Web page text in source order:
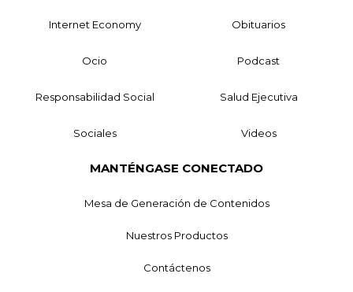
Internet Economy Obituarios
Ocio Podcast
Responsabilidad Social Salud Ejecutiva
Sociales Videos
MANTÉNGASE CONECTADO
Mesa de Generación de Contenidos
Nuestros Productos
Contáctenos